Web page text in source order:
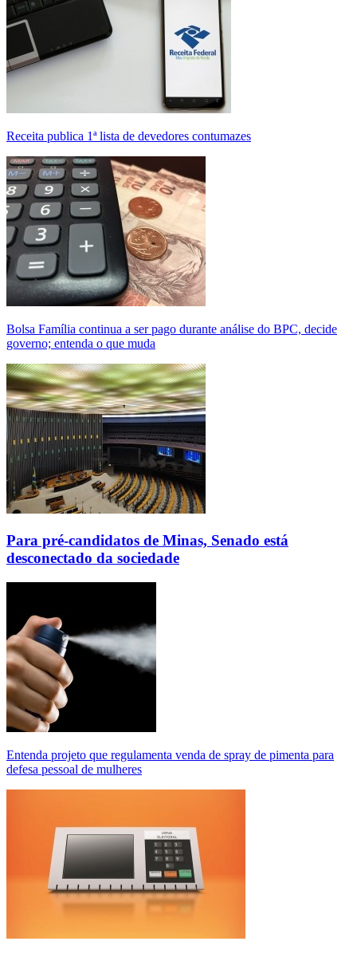
Receita publica 1ª lista de devedores contumazes
Bolsa Família continua a ser pago durante análise do BPC, decide
governo; entenda o que muda
Para pré-candidatos de Minas, Senado está
desconectado da sociedade
Entenda projeto que regulamenta venda de spray de pimenta para
defesa pessoal de mulheres